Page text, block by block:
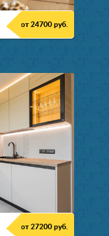
от 24700 руб.
от 27200 руб.